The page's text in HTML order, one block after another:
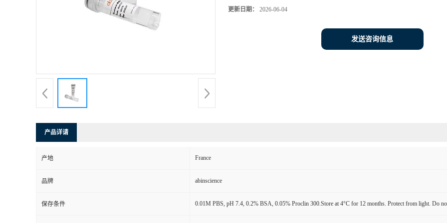
更新日期： 2026-06-04
发送咨询信息
产品详请
产地 France
品牌 abinscience
保存条件 0.01M PBS, pH 7.4, 0.2% BSA, 0.05% Proclin 300.Store at 4°C for 12 months. Protect from light. Do